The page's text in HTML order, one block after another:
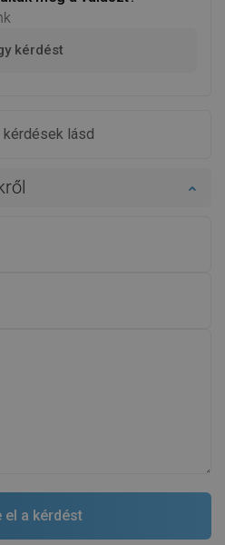
kérdést
kérdések lásd